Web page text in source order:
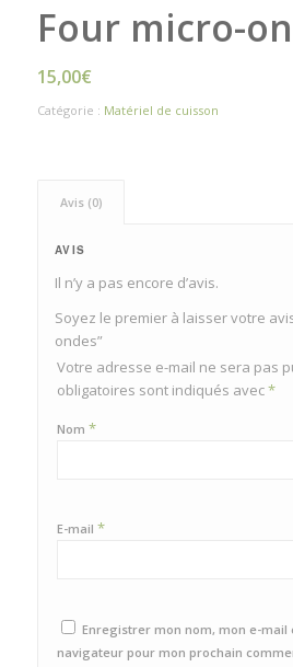
Four micro-
15,00€
Catégorie : Matériel de cuisson
Avis (0)
AVIS
Il n’y a pas encore d’avis.
Soyez le premier à laisser votre
ondes”
Votre adresse e-mail ne sera pas
obligatoires sont indiqués avec*
Nom *
E-mail *
Enregistrer mon nom, mon e-mail
navigateur pour mon prochain